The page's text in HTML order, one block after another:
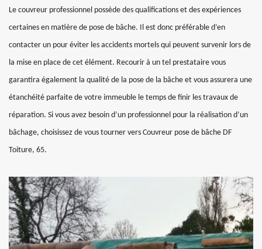
Le couvreur professionnel possède des qualifications et des expériences
certaines en matière de pose de bâche. Il est donc préférable d’en
contacter un pour éviter les accidents mortels qui peuvent survenir lors de
la mise en place de cet élément. Recourir à un tel prestataire vous
garantira également la qualité de la pose de la bâche et vous assurera une
étanchéité parfaite de votre immeuble le temps de finir les travaux de
réparation. Si vous avez besoin d’un professionnel pour la réalisation d’un
bâchage, choisissez de vous tourner vers Couvreur pose de bâche DF
Toiture, 65.